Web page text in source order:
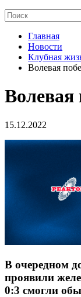
Главная
Новости
Клубная
Волевая
Волевая
15.12.2022
В очередном
проявили
0:3 смогли